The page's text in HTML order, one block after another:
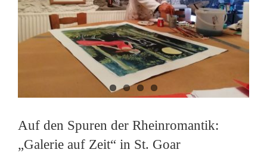
Auf den Spuren der Rheinromantik:
„Galerie auf Zeit“ in St. Goar